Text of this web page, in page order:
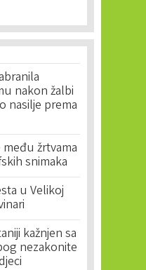
nakon žalbi
nasilje prema
žrtvama
snimaka
u Velikoj
kažnjen sa
nezakonite